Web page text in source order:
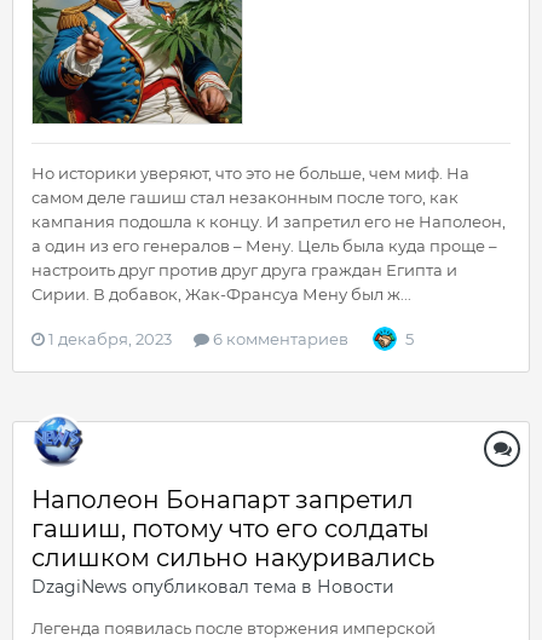
Но историки уверяют, что это не больше, чем миф. На
самом деле гашиш стал незаконным после того, как
кампания подошла к концу. И запретил его не Наполеон,
а один из его генералов – Мену. Цель была куда проще –
настроить друг против друг друга граждан Египта и
Сирии. В добавок, Жак-Франсуа Мену был ж...
1 декабря, 2023 6 комментариев 5
Наполеон Бонапарт запретил
гашиш, потому что его солдаты
слишком сильно накуривались
DzagiNews опубликовал тема в Новости
Легенда появилась после вторжения имперской